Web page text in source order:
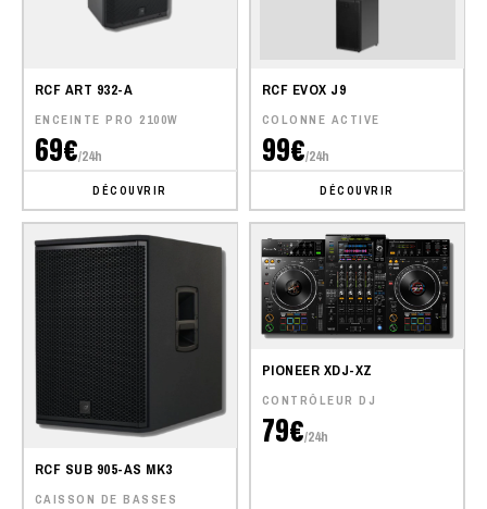
RCF ART 932-A
ENCEINTE PRO 2100W
69€/24h
DÉCOUVRIR
RCF EVOX J9
COLONNE ACTIVE
99€/24h
DÉCOUVRIR
RCF SUB 905-AS MK3
CAISSON DE BASSES
PIONEER XDJ-XZ
CONTRÔLEUR DJ
79€/24h